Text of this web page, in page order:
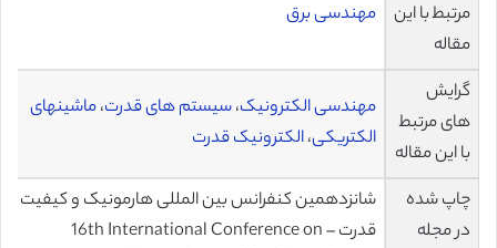
مرتبط با این
مقاله
مهندسی برق
گرایش
های مرتبط
با این مقاله
مهندسی الکترونیک،سیستم های قدرت،ماشینهای
الکتریکی،الکترونیک قدرت
چاپ شده
در مجله
شانزدهمین کنفرانس بین المللی هارمونیک و کیفیت
قدرت – 16th International Conference on